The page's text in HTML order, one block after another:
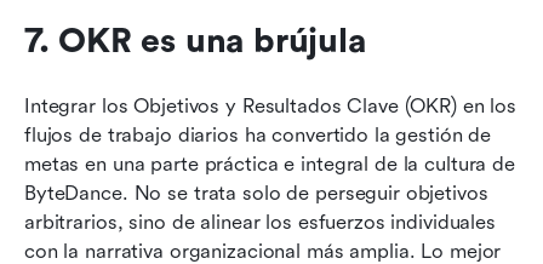
7. OKR es una brújula
Integrar los Objetivos y Resultados Clave (OKR) en los
flujos de trabajo diarios ha convertido la gestión de
metas en una parte práctica e integral de la cultura de
ByteDance. No se trata solo de perseguir objetivos
arbitrarios, sino de alinear los esfuerzos individuales
con la narrativa organizacional más amplia. Lo mejor